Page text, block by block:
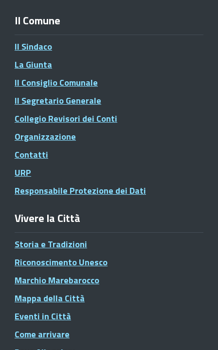
Il Comune
Il Sindaco
La Giunta
Il Consiglio Comunale
Il Segretario Generale
Collegio Revisori dei Conti
Organizzazione
Contatti
URP
Responsabile Protezione dei Dati
Vivere la Città
Storia e Tradizioni
Riconoscimento Unesco
Marchio Marebarocco
Mappa della Città
Eventi in Città
Come arrivare